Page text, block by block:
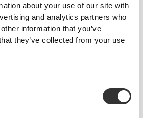
about your use of our site with
and analytics partners who
information that you’ve
they’ve collected from your use
€24.99
Σαγιονάρες Athleisure Staple